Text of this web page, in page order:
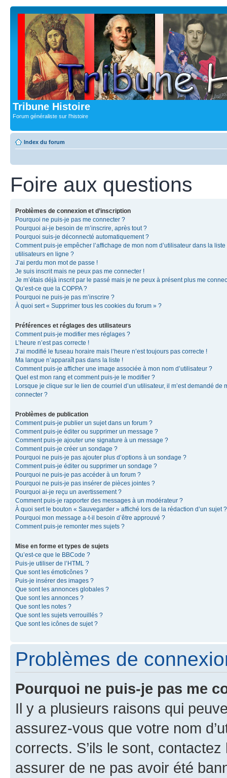
Tribune Histoire
Forum généraliste sur l'histoire
Index du forum
Foire aux questions
Problèmes de connexion et d’inscription
Pourquoi ne puis-je pas me connecter ?
Pourquoi ai-je besoin de m’inscrire, après tout ?
Pourquoi suis-je déconnecté automatiquement ?
Comment puis-je empêcher l’affichage de mon nom d’utilisateur dans la liste
utilisateurs en ligne ?
J’ai perdu mon mot de passe !
Je suis inscrit mais ne peux pas me connecter !
Je m’étais déjà inscrit par le passé mais je ne peux à présent plus me
Qu’est-ce que la COPPA ?
Pourquoi ne puis-je pas m’inscrire ?
À quoi sert « Supprimer tous les cookies du forum » ?
Préférences et réglages des utilisateurs
Comment puis-je modifier mes réglages ?
L’heure n’est pas correcte !
J’ai modifié le fuseau horaire mais l’heure n’est toujours pas correcte !
Ma langue n’apparaît pas dans la liste !
Comment puis-je afficher une image associée à mon nom d’utilisateur ?
Quel est mon rang et comment puis-je le modifier ?
Lorsque je clique sur le lien de courriel d’un utilisateur, il m’est demandé de
connecter ?
Problèmes de publication
Comment puis-je publier un sujet dans un forum ?
Comment puis-je éditer ou supprimer un message ?
Comment puis-je ajouter une signature à un message ?
Comment puis-je créer un sondage ?
Pourquoi ne puis-je pas ajouter plus d’options à un sondage ?
Comment puis-je éditer ou supprimer un sondage ?
Pourquoi ne puis-je pas accéder à un forum ?
Pourquoi ne puis-je pas insérer de pièces jointes ?
Pourquoi ai-je reçu un avertissement ?
Comment puis-je rapporter des messages à un modérateur ?
À quoi sert le bouton « Sauvegarder » affiché lors de la rédaction d’un sujet ?
Pourquoi mon message a-t-il besoin d’être approuvé ?
Comment puis-je remonter mes sujets ?
Mise en forme et types de sujets
Qu’est-ce que le BBCode ?
Puis-je utiliser de l’HTML ?
Que sont les émoticônes ?
Puis-je insérer des images ?
Que sont les annonces globales ?
Que sont les annonces ?
Que sont les notes ?
Que sont les sujets verrouillés ?
Que sont les icônes de sujet ?
Problèmes de
Pourquoi ne puis-je pas me
Il y a plusieurs raisons qui
assurez-vous que votre nom
corrects. S’ils le sont,
assurer de ne pas avoir été